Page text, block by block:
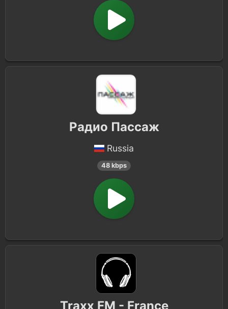
Радио Пассаж
Russia
48 kbps
Traxx FM - France